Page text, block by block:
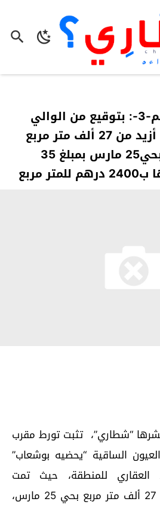
حصري. الوثيقة رقم-3-: بتوقيع من الوالي
“بوشعاب”، تفويت أزيد من 27 ألف متر مربع
لصديقه “فهدي” بحي25 مارس بمبلغ 35
مربع
“شطاري”، تثبت تورط مقرب
الساقية “يحضيه بوشعاب”
العقاري للمنطقة، حيث تمت
استفادته من أزيد من 27 ألف متر مربع بحي 25 مارس،